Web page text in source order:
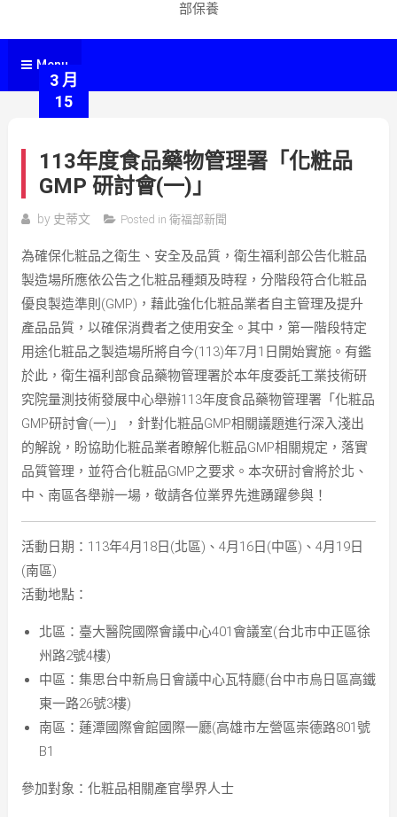
部保養
Menu
3 月
15
113年度食品藥物管理署「化粧品
GMP 研討會(一)」
by 史蒂文 Posted in 衛福部新聞
為確保化粧品之衛生、安全及品質，衛生福利部公告化粧品
製造場所應依公告之化粧品種類及時程，分階段符合化粧品
優良製造準則(GMP)，藉此強化化粧品業者自主管理及提升
產品品質，以確保消費者之使用安全。其中，第一階段特定
用途化粧品之製造場所將自今(113)年7月1日開始實施。有鑑
於此，衛生福利部食品藥物管理署於本年度委託工業技術研
究院量測技術發展中心舉辦113年度食品藥物管理署「化粧品
GMP研討會(一)」，針對化粧品GMP相關議題進行深入淺出
的解說，盼協助化粧品業者瞭解化粧品GMP相關規定，落實
品質管理，並符合化粧品GMP之要求。本次研討會將於北、
中、南區各舉辦一場，敬請各位業界先進踴躍參與！
活動日期：113年4月18日(北區)、4月16日(中區)、4月19日
(南區)
活動地點：
北區：臺大醫院國際會議中心401會議室(台北巿中正區徐
州路2號4樓)
中區：集思台中新烏日會議中心瓦特廳(台中市烏日區高鐵
東一路26號3樓)
南區：蓮潭國際會館國際一廳(高雄市左營區崇德路801號
B1
參加對象：化粧品相關產官學界人士